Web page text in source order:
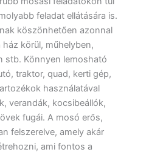
feladat ellátására is.
köszönhetően azonnal
ház körül, műhelyben,
stb. Könnyen lemosható
traktor, quad, kerti gép,
használatával
verandák, kocsibeállók,
fugái. A mosó erős,
felszerelve, amely akár
ami fontos a